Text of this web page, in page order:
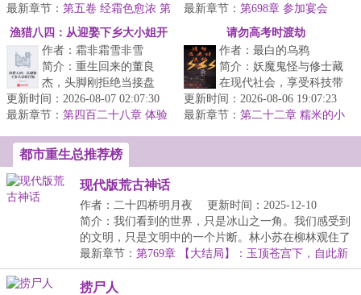
望交织在一起，总能铸就
翻天覆地的...
最新章节： 第五卷 经霜色愈浓 第
七节 易求无价宝（二合一求
票！）
获得所饰太监的全部功
夫。在一部不...
最新章节： 第698章 参加宴会
渔猎八四：从迎娶下乡大小姐开
始
作者：霜非霜雪非雪
简介：重生回来的董良
杰，头脚刚拒绝当接盘
侠，后脚二嫂便介绍来了
一个大小姐。她就像冬日
更新时间：2026-08-07 02:07:30
最新章节： 第四百二十八章 体验
请勿高考时渡劫
作者：最白的乌鸦
简介：妖魔鬼怪与修士藏
在现代社会，享受科技带
来的便利。一千岁树妖冒
充名贵古树，月月领取政
更新时间：2026-08-06 19:07:23
最新章节： 第二十二章 糯米的小
都市重生总推荐榜
现代版荒古神话
作者：二十四桥明月夜
更新时间：2025-12-10
02:46:11
简介：我们看到的世界，只是冰山之一角。我们感受到
的文明，只是文明中的一个片断。林小苏在柳林观住了
一...
最新章节： 第769章 【大结局】：玉顶苍宫下，自此新
纪元
捞尸人